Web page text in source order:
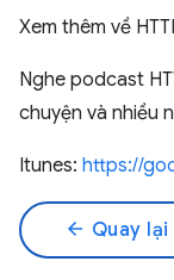
Xem thêm về
Nghe podcast
chuyện và nhiều
Itunes: https://
arrow_back Quay